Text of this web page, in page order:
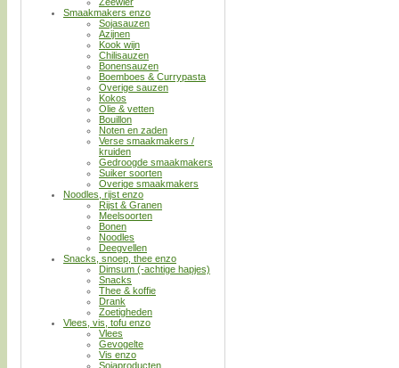
Smaakmakers enzo
Sojasauzen
Azijnen
Kook wijn
Chilisauzen
Bonensauzen
Boemboes & Currypasta
Overige sauzen
Kokos
Olie & vetten
Bouillon
Noten en zaden
Verse smaakmakers /
kruiden
Gedroogde smaakmakers
Suiker soorten
Overige smaakmakers
Noodles, rijst enzo
Rijst & Granen
Meelsoorten
Bonen
Noodles
Deegvellen
Snacks, snoep, thee enzo
Dimsum (-achtige hapjes)
Snacks
Thee & koffie
Drank
Zoetigheden
Vlees, vis, tofu enzo
Vlees
Gevogelte
Vis enzo
Sojaproducten